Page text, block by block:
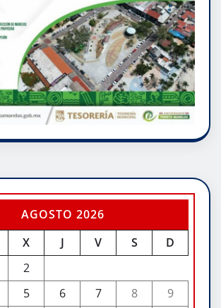
AGOSTO 2026
X J V S
D
2
5 6 7 8
9